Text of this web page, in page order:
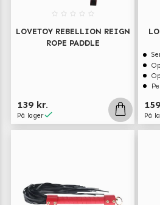
LOVETOY REBELLION REIGN
ROPE PADDLE
139 kr.
På lager På